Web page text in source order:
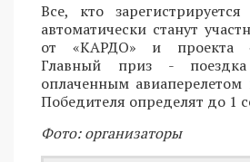
Все, кто
автоматически станут
от «КАРДО» и проекта
Главный приз -
оплаченным
Победителя определят до 1
Фото: организаторы